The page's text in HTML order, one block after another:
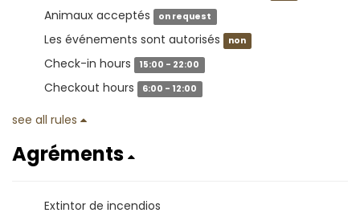
Animaux acceptés on request
Les événements sont autorisés non
Check-in hours 15:00 - 22:00
Checkout hours 6:00 - 12:00
see all rules
Agréments
Extintor de incendios